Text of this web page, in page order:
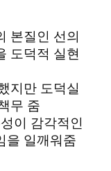
본질인 선의
도덕적 실현
지만 도덕실
무 줌
이 감각적인
을 일깨워줌